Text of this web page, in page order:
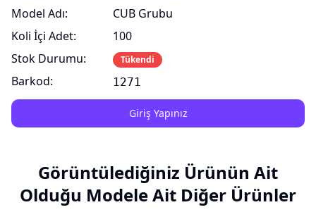
Model Adı:
Koli İçi Adet:
Stok Durumu:
Barkod:
CUB Grubu
100
Tükendi
1271
Giriş Yapınız
Görüntülediğiniz Ürünün Ait
Olduğu Modele Ait Diğer Ürünler